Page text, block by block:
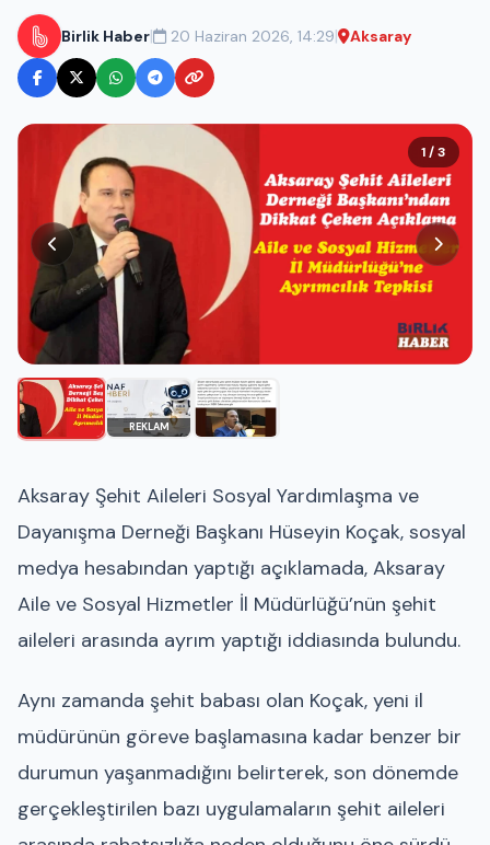
Birlik Haber| 20 Haziran 2026, 14:29| Aksaray
1 / 3
REKLAM
Aksaray Şehit Aileleri Sosyal Yardımlaşma ve
Dayanışma Derneği Başkanı Hüseyin Koçak, sosyal
medya hesabından yaptığı açıklamada, Aksaray
Aile ve Sosyal Hizmetler İl Müdürlüğü’nün şehit
aileleri arasında ayrım yaptığı iddiasında bulundu.
Aynı zamanda şehit babası olan Koçak, yeni il
müdürünün göreve başlamasına kadar benzer bir
durumun yaşanmadığını belirterek, son dönemde
gerçekleştirilen bazı uygulamaların şehit aileleri